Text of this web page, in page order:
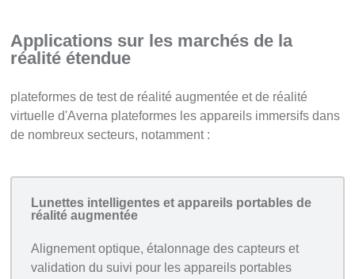
Applications sur les marchés de la
réalité étendue
plateformes de test de réalité augmentée et de réalité
virtuelle d'Averna plateformes les appareils immersifs dans
de nombreux secteurs, notamment :
Lunettes intelligentes et appareils portables de
réalité augmentée
Alignement optique, étalonnage des capteurs et
validation du suivi pour les appareils portables